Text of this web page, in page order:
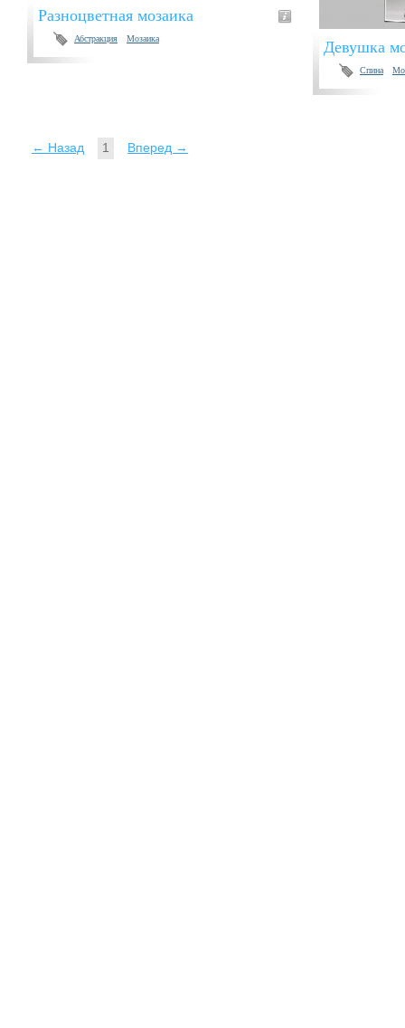
Разноцветная мозаика
Абстракция Мозаика Девушка
Спина
← Назад 1 Вперед →